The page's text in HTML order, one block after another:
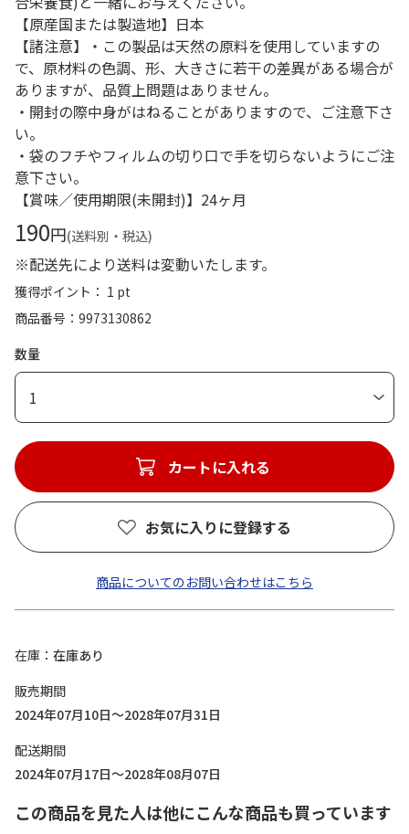
【原産国または製造地】日本
【諸注意】・この製品は天然の原料を使用していますの
で、原材料の色調、形、大きさに若干の差異がある場合が
ありますが、品質上問題はありません。
・開封の際中身がはねることがありますので、ご注意下さ
い。
・袋のフチやフィルムの切り口で手を切らないようにご注
意下さい。
【賞味／使用期限(未開封)】24ヶ月
190円(送料別・税込)
※配送先により送料は変動いたします。
獲得ポイント： 1 pt
商品番号
9973130862
数量
1
カートに入れる
お気に入りに登録する
商品についてのお問い合わせはこちら
在庫
在庫あり
販売期間
2024年07月10日～2028年07月31日
配送期間
2024年07月17日～2028年08月07日
この商品を見た人は他にこんな商品も買っています